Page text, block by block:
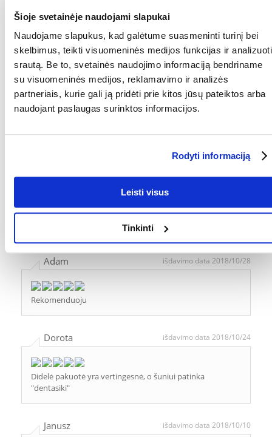
Šioje svetainėje naudojami slapukai
Naudojame slapukus, kad galėtume suasmeninti turinį bei
skelbimus, teikti visuomeninės medijos funkcijas ir analizuoti
srautą. Be to, svetainės naudojimo informaciją bendriname
su visuomeninės medijos, reklamavimo ir analizės
partneriais, kurie gali ją pridėti prie kitos jūsų pateiktos arba
naudojant paslaugas surinktos informacijos.
Rodyti informaciją
Leisti visus
Tinkinti
ANETA išdavimo data 2018/11/07
Mano Roza labai mėgsta šiuos skanėstus, todėl ant jos
dantų neliko dantų akmenų!
Dorota išdavimo data 2018/11/04
Adam išdavimo data 2018/10/28
Rekomenduoju
Dorota išdavimo data 2018/10/24
Didelė pakuotė yra vertingesnė, o šuniui patinka
"dentasiki"
Janusz išdavimo data 2018/10/10